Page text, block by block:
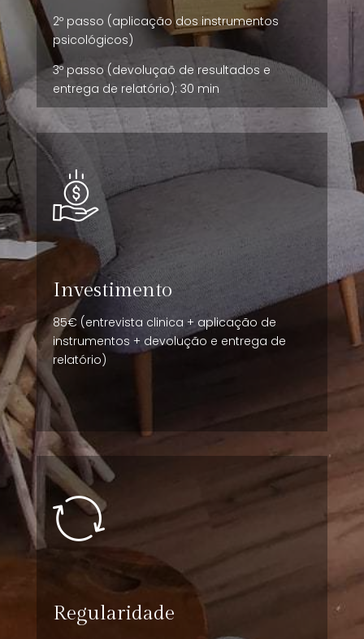
2º passo (aplicação dos instrumentos
psicológicos)
3º passo (devoluçaõ de resultados e
entrega de relatório): 30 min
Investimento
85€ (entrevista clinica + aplicação de
instrumentos + devolução e entrega de
relatório)
Regularidade